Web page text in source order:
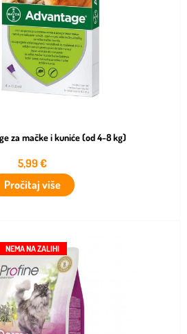
za mačke i kuniće (od 4-8 kg)
5,99€
Pročitaj više
NEMA NA ZALIHI